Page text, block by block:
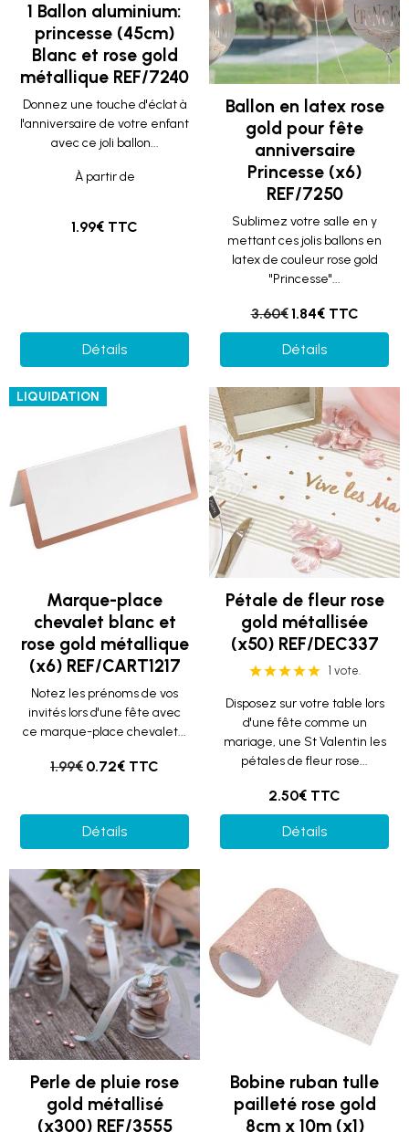
1 Ballon aluminium:
princesse (45cm)
Blanc et rose gold
métallique REF/7240
Donnez une touche d'éclat à
l'anniversaire de votre enfant
avec ce joli ballon...
À partir de
1.99€ TTC
Détails
Ballon en latex rose
gold pour fête
anniversaire
Princesse (x6)
REF/7250
Sublimez votre salle en y
mettant ces jolis ballons en
latex de couleur rose gold
"Princesse"...
3.60€1.84€ TTC
Détails
LIQUIDATION
Marque-place
chevalet blanc et
rose gold métallique
(x6) REF/CART1217
Notez les prénoms de vos
invités lors d'une fête avec
ce marque-place chevalet...
1.99€ 0.72€ TTC
Détails
Pétale de fleur rose
gold métallisée
(x50) REF/DEC337
1 vote.
Disposez sur votre table lors
d'une fête comme un
mariage, une St Valentin les
pétales de fleur rose...
2.50€ TTC
Détails
Perle de pluie rose
gold métallisé
(x300) REF/3555
Bobine ruban tulle
pailleté rose gold
8cm x 10m (x1)